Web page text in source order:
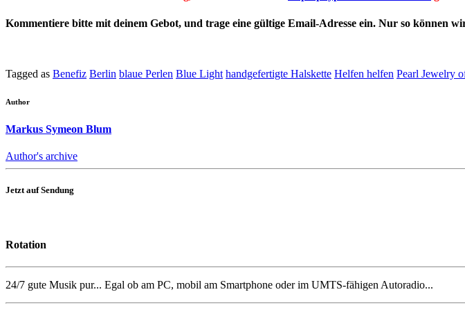
Kommentiere bitte mit deinem Gebot, und trage eine gültige Email-Adresse ein. Nur so können
Tagged as Benefiz Berlin blaue Perlen Blue Light handgefertigte Halskette Helfen helfen Pearl Jewelry
Author
Markus Symeon Blum
Author's archive
Jetzt auf Sendung
Rotation
24/7 gute Musik pur... Egal ob am PC, mobil am Smartphone oder im UMTS-fähigen Autoradio...